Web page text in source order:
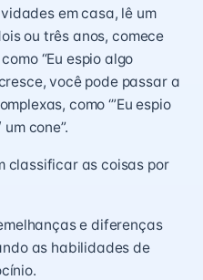
em casa, lê um
ou três anos, comece
“Eu espio algo
você pode passar a
como ‘”Eu espio
cone”.
classificar as coisas por
e diferenças
as habilidades de